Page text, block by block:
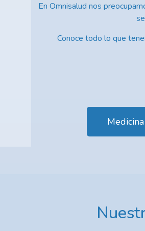
En Omnisalud nos
Conoce todo lo que